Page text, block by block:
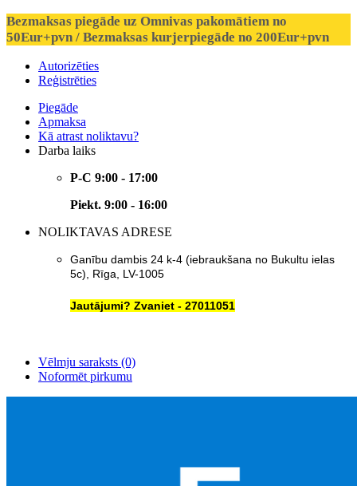
Bezmaksas piegāde uz Omnivas pakomātiem no
50Eur+pvn / Bezmaksas kurjerpiegāde no 200Eur+pvn
Autorizēties
Reģistrēties
Piegāde
Apmaksa
Kā atrast noliktavu?
Darba laiks
P-C 9:00 - 17:00
Piekt. 9:00 - 16:00
NOLIKTAVAS ADRESE
Ganību dambis 24 k-4 (iebraukšana no Bukultu ielas
5c), Rīga, LV-1005
Jautājumi? Zvaniet - 27011051
Vēlmju saraksts (0)
Noformēt pirkumu